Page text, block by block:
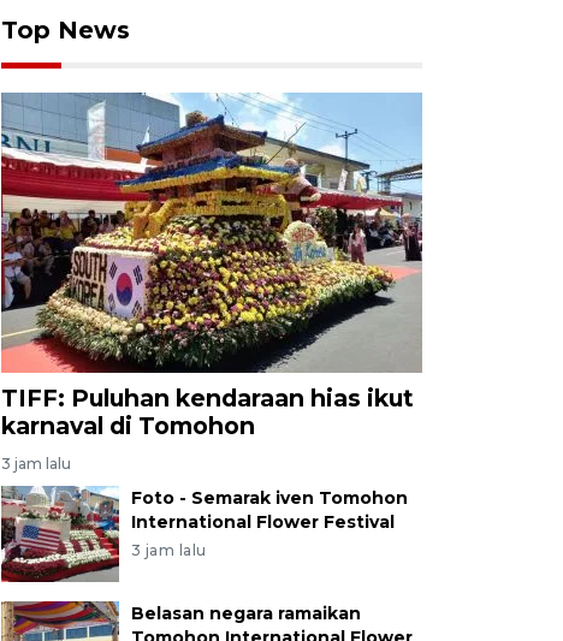
Top News
TIFF: Puluhan kendaraan hias ikut
karnaval di Tomohon
3 jam lalu
Foto - Semarak iven Tomohon
International Flower Festival
3 jam lalu
Belasan negara ramaikan